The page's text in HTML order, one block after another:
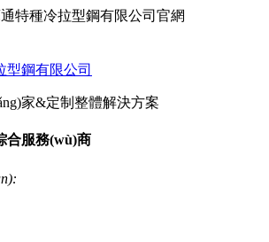
特種冷拉型鋼有限公司官網
家&定制整體解決方案
合服務(wù)商